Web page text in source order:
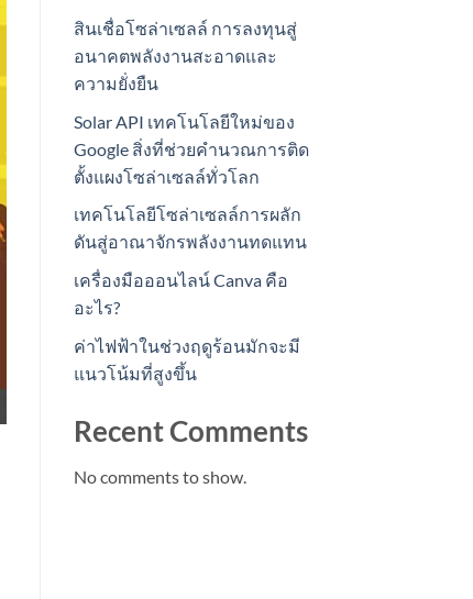
สินเชื่อโซล่าเซลล์ การลงทุนสู่
อนาคตพลังงานสะอาดและ
ความยั่งยืน
Solar API เทคโนโลยีใหม่ของ
Google สิ่งที่ช่วยคำนวณการติด
ตั้งแผงโซล่าเซลล์ทั่วโลก
เทคโนโลยีโซล่าเซลล์การผลัก
ดันสู่อาณาจักรพลังงานทดแทน
เครื่องมือออนไลน์ Canva คือ
อะไร?
ค่าไฟฟ้าในช่วงฤดูร้อนมักจะมี
แนวโน้มที่สูงขึ้น
Recent Comments
No comments to show.